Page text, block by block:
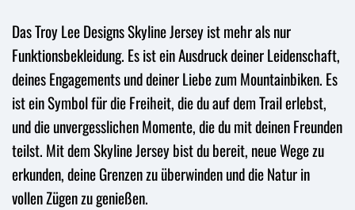
Das Troy Lee Designs Skyline Jersey ist mehr als nur
Funktionsbekleidung. Es ist ein Ausdruck deiner Leidenschaft,
deines Engagements und deiner Liebe zum Mountainbiken. Es
ist ein Symbol für die Freiheit, die du auf dem Trail erlebst,
und die unvergesslichen Momente, die du mit deinen Freunden
teilst. Mit dem Skyline Jersey bist du bereit, neue Wege zu
erkunden, deine Grenzen zu überwinden und die Natur in
vollen Zügen zu genießen.